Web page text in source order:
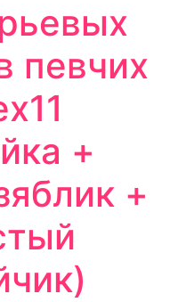
певчих
+
+